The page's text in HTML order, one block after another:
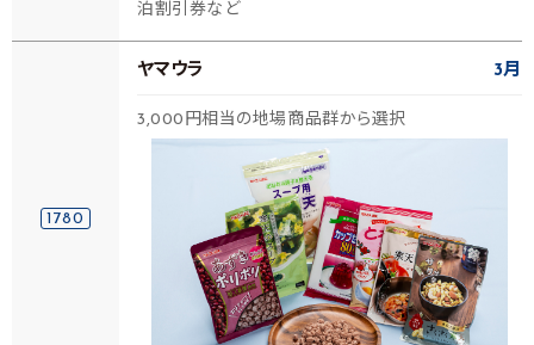
泊割引券など
1780
ヤマウラ 3月
3,000円相当の地場商品群から選択